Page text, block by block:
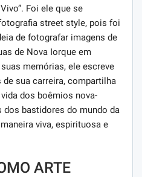
Foi ele que se
street style, pois foi
de fotografar imagens de
de Nova Iorque em
memórias, ele escreve
sua carreira, compartilha
dos boêmios nova-
bastidores do mundo da
viva, espirituosa e
ARTE